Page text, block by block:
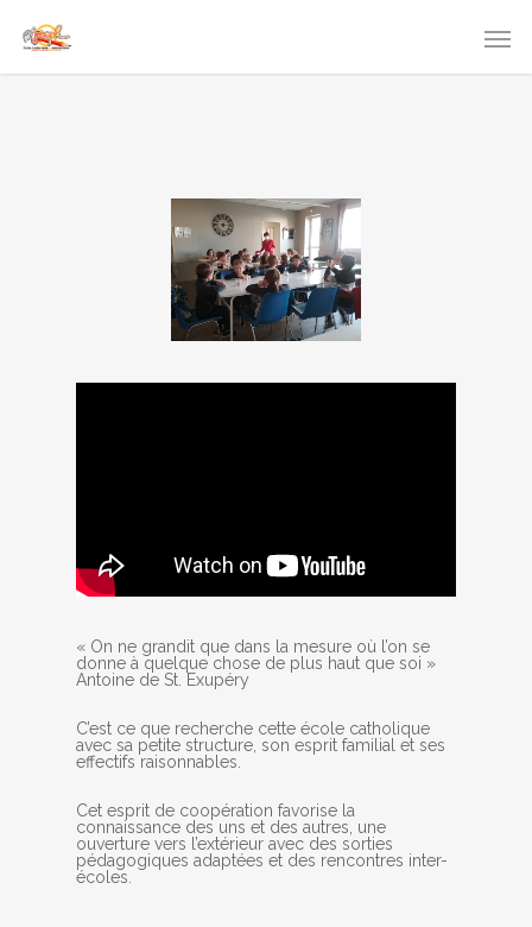
« On ne grandit que dans la mesure où l’on se
donne à quelque chose de plus haut que soi »
Antoine de St. Exupéry
C’est ce que recherche cette école catholique
avec sa petite structure, son esprit familial et ses
effectifs raisonnables.
Cet esprit de coopération favorise la
connaissance des uns et des autres, une
ouverture vers l’extérieur avec des sorties
pédagogiques adaptées et des rencontres inter-
écoles.